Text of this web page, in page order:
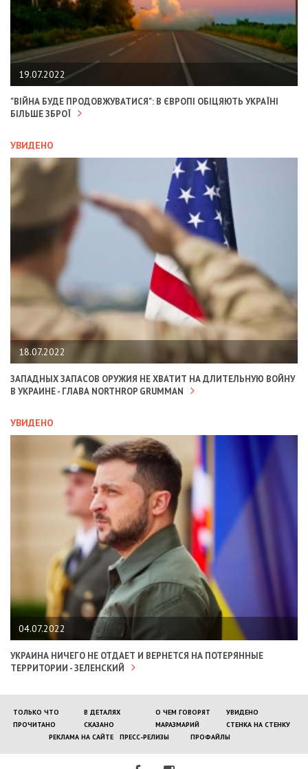
19.07.2022
"ВІЙНА БУДЕ ПРОДОВЖУВАТИСЯ": В ЄВРОПІ ОБІЦЯЮТЬ УКРАЇНІ
БІЛЬШЕ ЗБРОЇ
УВИДЕНО
18.07.2022
ЗАПАДНЫХ ЗАПАСОВ ОРУЖИЯ НЕ ХВАТИТ НА ДЛИТЕЛЬНУЮ ВОЙНУ
В УКРАИНЕ - ГЛАВА NORTHROP GRUMMAN
УВИДЕНО
04.07.2022
УКРАИНА НИЧЕГО НЕ ОТДАЕТ И ВЕРНЕТСЯ НА ПОТЕРЯННЫЕ
ТЕРРИТОРИИ - ЗЕЛЕНСКИЙ
ТОЛЬКО ЧТО В ДЕТАЛЯХ О ЧЕМ ГОВОРЯТ
УВИДЕНО
ПРОЧИТАНО
СКАЗАНО МАРАЗМАРИЙ
СТЕНКА НА СТЕНКУ
РЕКЛАМА НА САЙТЕ
ПРЕСС-РЕЛИЗЫ ПРОФАЙЛЫ